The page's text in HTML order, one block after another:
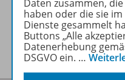
Video zu
Daten zusammen,
haben oder die sie
Dienste gesammelt
Buttons „Alle
Datenerhebung
DSGVO ein. …